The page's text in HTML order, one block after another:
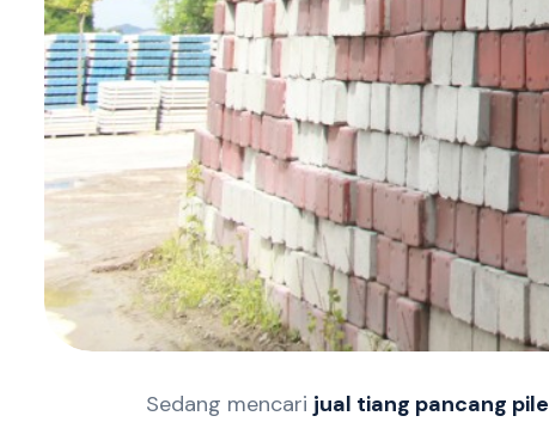
Sedang mencari jual tiang pancang pile